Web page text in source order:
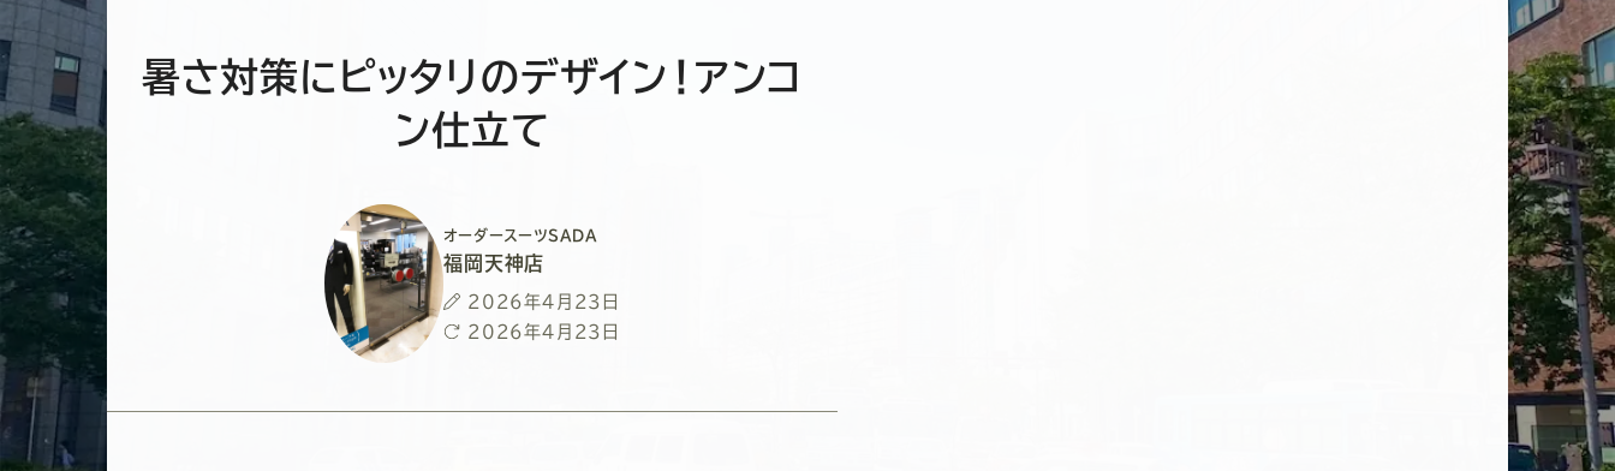
暑さ対策にピッタリのデザイン！アンコ
ン仕立て
オーダースーツSADA
福岡天神店
投
稿
2026年4月23日
最
2026年4月23日